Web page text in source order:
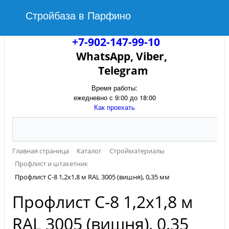
Стройбаза в Парфино
+7-902-147-99-10
WhatsApp, Viber,
Telegram
Время работы:
ежедневно с 9:00 до 18:00
Как проехать
Главная страница Каталог
Стройматериалы
Профлист и штакетник
Профлист С-8 1,2х1,8 м RAL 3005 (вишня), 0,35 мм
Профлист С-8 1,2х1,8 м
RAL 3005 (вишня), 0,35